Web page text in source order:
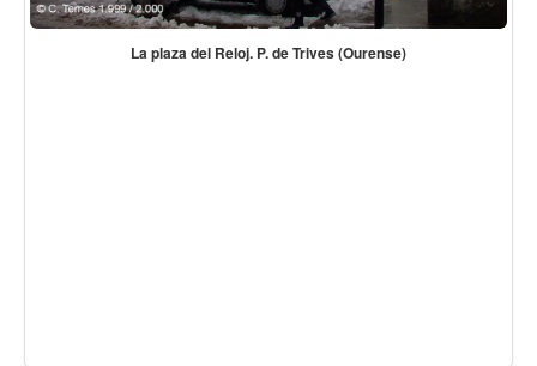
La plaza del Reloj. P. de Trives (Ourense)